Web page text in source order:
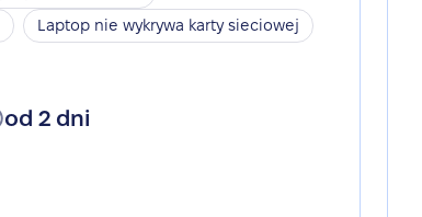
Laptop nie wykrywa karty sieciowej
od 2 dni